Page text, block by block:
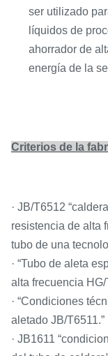
ser utilizado
líquidos de
ahorrador de
energía de la
Criterios de la
· JB/T6512
resistencia de alta
tubo de una
· “Tubo de aleta
alta frecuencia HG/
· “Condiciones
aletado JB/T6511.”
· JB1611